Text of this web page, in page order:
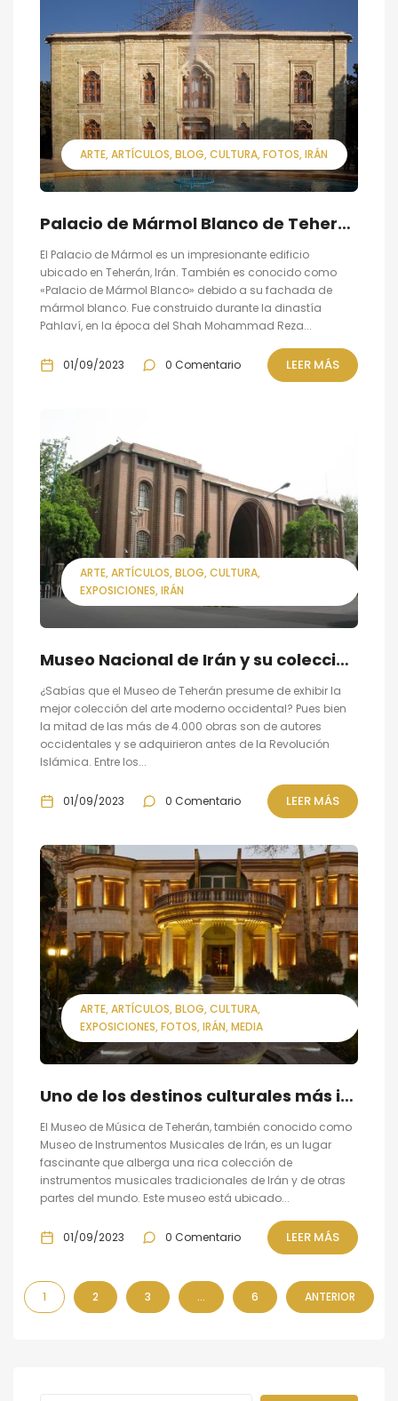
ARTE ARTÍCULOS BLOG CULTURA FOTOS IRÁN
Palacio de Mármol Blanco de Teherán
El Palacio de Mármol es un impresionante edificio
ubicado en Teherán, Irán. También es conocido como
«Palacio de Mármol Blanco» debido a su fachada de
mármol blanco. Fue construido durante la dinastía
Pahlaví, en la época del Shah Mohammad Reza...
01/09/2023 0 Comentario LEER MÁS
ARTE ARTÍCULOS BLOG CULTURA
EXPOSICIONES IRÁN
Museo Nacional de Irán y su colección de arte moderno occidental
¿Sabías que el Museo de Teherán presume de exhibir la
mejor colección del arte moderno occidental? Pues bien
la mitad de las más de 4.000 obras son de autores
occidentales y se adquirieron antes de la Revolución
Islámica. Entre los...
01/09/2023 0 Comentario LEER MÁS
ARTE ARTÍCULOS BLOG CULTURA
EXPOSICIONES FOTOS IRÁN MEDIA
Uno de los destinos culturales más importantes de Teherán, el Museo de Música
El Museo de Música de Teherán, también conocido como
Museo de Instrumentos Musicales de Irán, es un lugar
fascinante que alberga una rica colección de
instrumentos musicales tradicionales de Irán y de otras
partes del mundo. Este museo está ubicado...
01/09/2023 0 Comentario LEER MÁS
1 2 3 … 6 ANTERIOR